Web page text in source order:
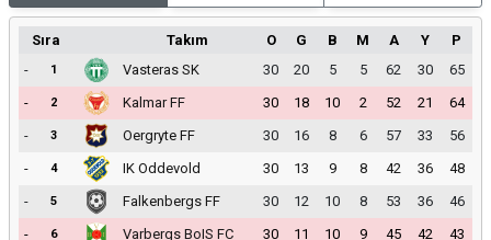
Sıra Takım O G B M A Y
P
-
1 Vasteras SK 30 20 5 5 62 30
65
-
2 Kalmar FF 30 18 10 2 52 21
64
-
3 Oergryte FF 30 16 8 6 57 33
56
-
4 IK Oddevold 30 13 9 8 42 36
48
-
5 Falkenbergs FF 30 12 10 8 53 36
46
-
6 Varbergs BoIS FC 30 11 10 9 45 42
43